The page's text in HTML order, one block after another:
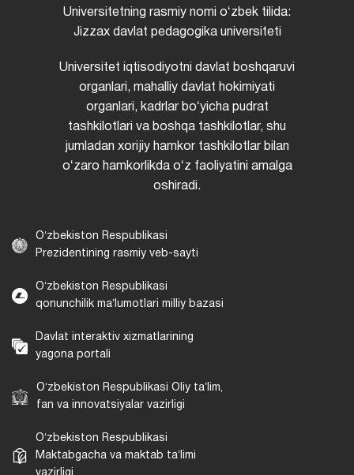
Universitetning rasmiy nomi oʻzbek tilida:
Jizzax davlat pedagogika universiteti
Universitet iqtisodiyotni davlat boshqaruvi
organlari, mahalliy davlat hokimiyati
organlari, kadrlar boʻyicha pudrat
tashkilotlari va boshqa tashkilotlar, shu
jumladan xorijiy hamkor tashkilotlar bilan
oʻzaro hamkorlikda oʻz faoliyatini amalga
oshiradi.
Oʻzbekiston Respublikasi
Prezidentining rasmiy veb-sayti
Oʻzbekiston Respublikasi
qonunchilik maʼlumotlari milliy bazasi
Davlat interaktiv xizmatlarining
yagona portali
Oʻzbekiston Respublikasi Oliy taʼlim,
fan va innovatsiyalar vazirligi
Oʻzbekiston Respublikasi
Maktabgacha va maktab taʼlimi